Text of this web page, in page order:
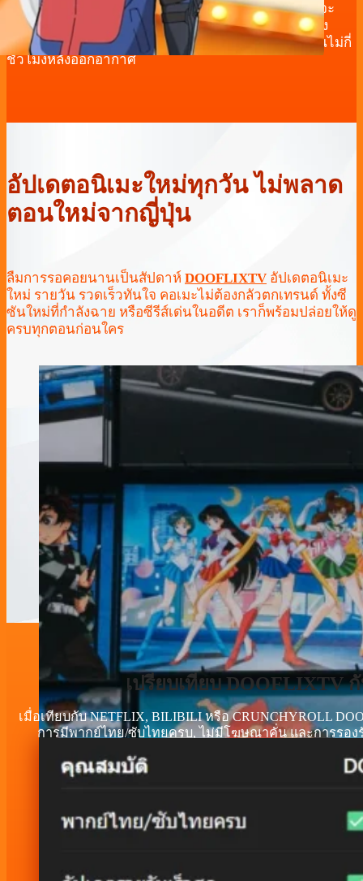
DOOFLIXTV เก็บทุกเทรนด์จากญี่ปุ่นไว้ก่อนใคร ไม่ว่าจะ
เป็นซีรีส์ออกใหม่ในซีซันล่าสุด หรืออนิเมะเดบิวต์ที่กำลัง
เป็นกระแส DOOFLIXTV พร้อมปล่อยให้รับชมได้ภายในไม่กี่
ชั่วโมงหลังออกอากาศ
อัปเดตอนิเมะใหม่ทุกวัน ไม่พลาด
ตอนใหม่จากญี่ปุ่น
ลืมการรอคอยนานเป็นสัปดาห์ DOOFLIXTV อัปเดตอนิเมะ
ใหม่ รายวัน รวดเร็วทันใจ คอเมะไม่ต้องกลัวตกเทรนด์ ทั้งซี
ซันใหม่ที่กำลังฉาย หรือซีรีส์เด่นในอดีต เราก็พร้อมปล่อยให้ดู
ครบทุกตอนก่อนใคร
เปรียบเทียบ DOOFLIXTV
เมื่อเทียบกับ NETFLIX, BILIBILI หรือ CRUNCHYROLL
การมีพากย์ไทย/ซับไทยครบ, ไม่มีโฆษณาคั่น และการรอ